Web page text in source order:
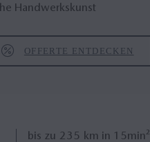
Handwerkskunst
OFFERTE ENTDECKEN
bis zu 235 km in 15min²